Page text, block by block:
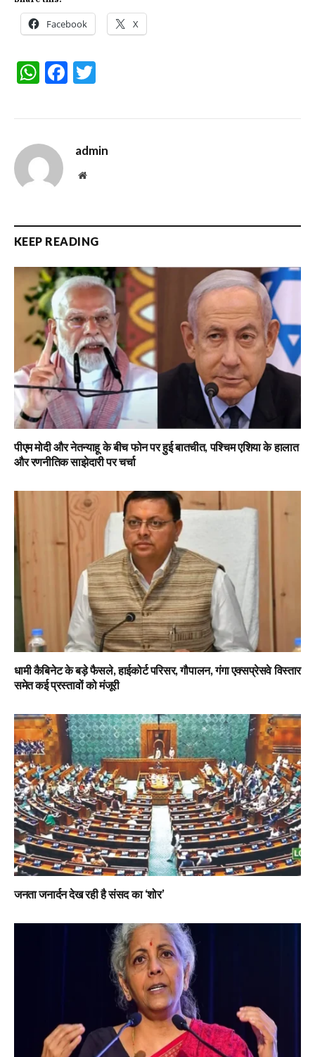
Facebook X
WhatsApp
Facebook
admin
Website
KEEP READING
पीएम मोदी और नेतन्याहू के बीच फोन पर हुई बातचीत, पश्चिम एशिया के हालात
और रणनीतिक साझेदारी पर चर्चा
धामी कैबिनेट के बड़े फैसले, हाईकोर्ट परिसर, गौपालन, गंगा एक्सप्रेसवे विस्तार
समेत कई प्रस्तावों को मंजूरी
जनता जनार्दन देख रही है संसद का ‘शोर’